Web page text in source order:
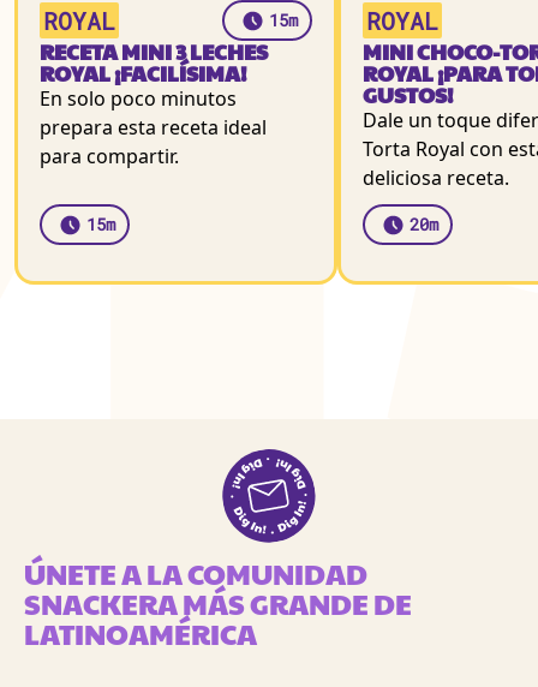
ROYAL 15m
RECETA MINI 3 LECHES
ROYAL ¡FACILÍSIMA!
En solo poco minutos
prepara esta receta ideal
para compartir.
15m
ROYAL
MINI CHOCO-
ROYAL ¡PARA
GUSTOS!
Dale un toque
Torta Royal con
deliciosa receta.
20m
ÚNETE A LA COMUNIDAD
SNACKERA MÁS GRANDE DE
LATINOAMÉRICA